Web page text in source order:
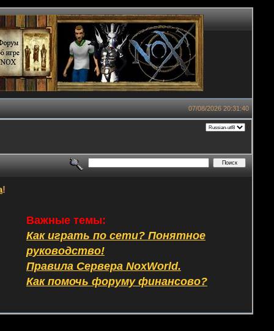
07/08/2026 20:31:40
!
Важные темы:
Как играть по сети? Понятное
руководство!
Правила Сервера NoxWorld.
Как помочь форуму финансово?